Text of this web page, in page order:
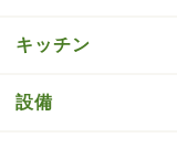
キッチン
設備